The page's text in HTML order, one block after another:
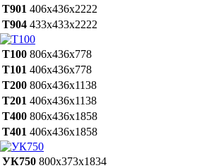
Т901 406х436х2222
Т904 433х433х2222
Т100 806х436х778
Т101 406х436х778
Т200 806х436х1138
Т201 406х436х1138
Т400 806х436х1858
Т401 406х436х1858
УК750 800х373х1834